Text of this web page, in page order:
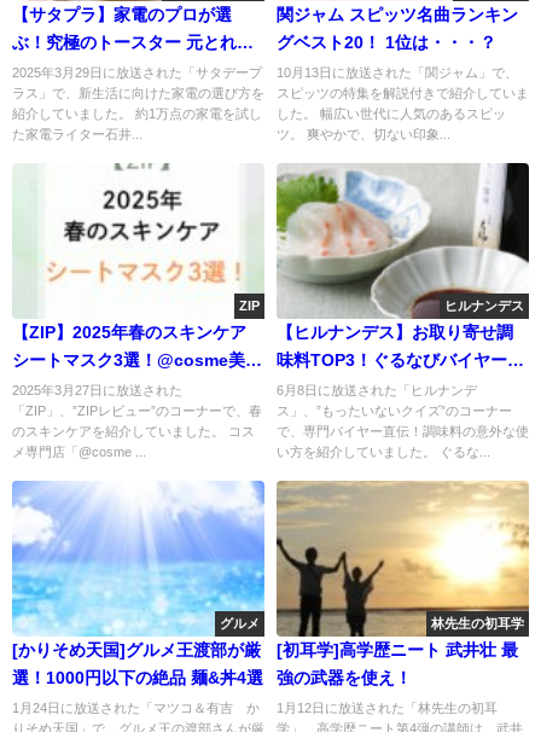
【サタプラ】家電のプロが選
ぶ！究極のトースター 元とれる
家電2選 ！
2025年3月29日に放送された「サタデープ
ラス」で、新生活に向けた家電の選び方を
紹介していました。 約1万点の家電を試し
た家電ライター石井...
関ジャム スピッツ名曲ランキン
グベスト20！ 1位は・・・？
10月13日に放送された「関ジャム」で、
スピッツの特集を解説付きで紹介していま
した。 幅広い世代に人気のあるスピッ
ツ。 爽やかで、切ない印象...
ZIP
【ZIP】2025年春のスキンケア
シートマスク3選！@cosme美容
部員おすすめ
2025年3月27日に放送された
「ZIP」、”ZIPレビュー”のコーナーで、春
のスキンケアを紹介していました。 コス
メ専門店「@cosme ...
ヒルナンデス
【ヒルナンデス】お取り寄せ調
味料TOP3！ぐるなびバイヤー絶
賛
6月8日に放送された「ヒルナンデ
ス」、”もったいないクイズ”のコーナー
で、専門バイヤー直伝！調味料の意外な使
い方を紹介していました。 ぐるな...
グルメ
[かりそめ天国]グルメ王渡部が厳
選！1000円以下の絶品 麺&丼4選
1月24日に放送された「マツコ＆有吉 か
りそめ天国」で、グルメ王の渡部さんが厳
林先生の初耳学
[初耳学]高学歴ニート 武井壮 最
強の武器を使え！
1月12日に放送された「林先生の初耳
学」、高学歴ニート第4弾の講師は、武井